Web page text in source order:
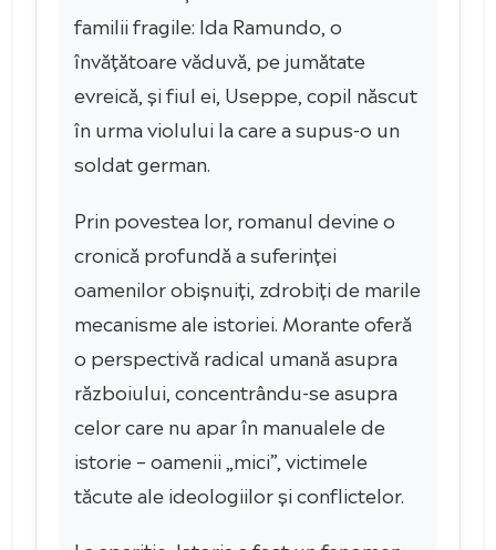
familii fragile: Ida Ramundo, o
învățătoare văduvă, pe jumătate
evreică, și fiul ei, Useppe, copil născut
în urma violului la care a supus-o un
soldat german.
Prin povestea lor, romanul devine o
cronică profundă a suferinței
oamenilor obișnuiți, zdrobiți de marile
mecanisme ale istoriei. Morante oferă
o perspectivă radical umană asupra
războiului, concentrându-se asupra
celor care nu apar în manualele de
istorie – oamenii „mici”, victimele
tăcute ale ideologiilor și conflictelor.